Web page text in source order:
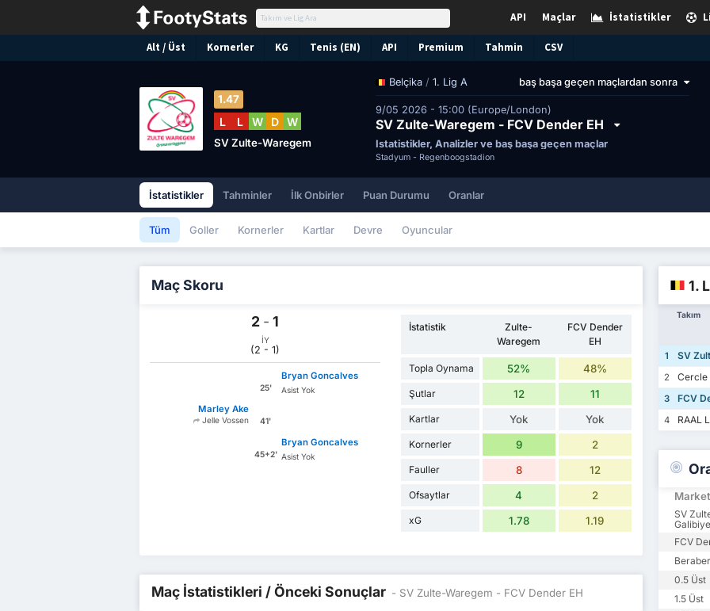
İstatistikler
Maçlar
API
Alt / Üst Kornerler KG Tenis (EN) API Premium Tahmin CSV
Belçika / 1. Lig A baş başa geçen maçlardan sonra
9/05 2026 - 15:00 (Europe/London)
SV Zulte-Waregem - FCV Dender EH
İstatistikler, Analizler ve baş başa geçen maçlar
Stadyum - Regenboogstadion
1.47
L L W D W
SV Zulte-Waregem
İstatistikler Tahminler İlk Onbirler Puan Durumu Oranlar
Tüm Goller Kornerler Kartlar Devre Oyuncular
Maç Skoru
2 - 1
İY
(2 - 1)
25'
Bryan Goncalves
Asist Yok
Marley Ake
Jelle Vossen 41'
45+2'
Bryan Goncalves
Asist Yok
İstatistik
Zulte-
Waregem
FCV Dender
EH
Topla Oynama 52% 48%
Şutlar 12 11
Kartlar Yok Yok
Kornerler 9 2
Fauller 8 12
Ofsaytlar 4 2
xG 1.78 1.19
Maç İstatistikleri / Önceki Sonuçlar - SV Zulte-Waregem - FCV Dender EH
1.
Takım
1 SV
2
Cercle
3
FCV
4
RAAL
Market
SV
FCV
0.5 Üst
1.5 Üst